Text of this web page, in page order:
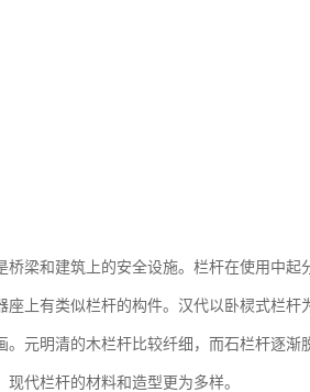
桥梁和建筑上的安全设施。栏杆在使用中
上有类似栏杆的构件。汉代以卧棂式栏杆
元明清的木栏杆比较纤细，而石栏杆逐渐
代栏杆的材料和造型更为多样。